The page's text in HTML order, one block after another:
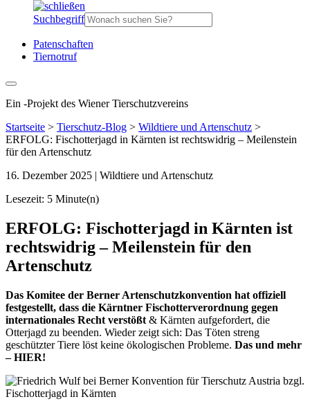
Suchbegriff
Patenschaften
Tiernotruf
Ein -Projekt des Wiener Tierschutzvereins
Startseite > Tierschutz-Blog > Wildtiere und Artenschutz >
ERFOLG: Fischotterjagd in Kärnten ist rechtswidrig – Meilenstein
für den Artenschutz
16. Dezember 2025 | Wildtiere und Artenschutz
Lesezeit: 5 Minute(n)
ERFOLG: Fischotterjagd in Kärnten ist
rechtswidrig – Meilenstein für den
Artenschutz
Das Komitee der Berner Artenschutzkonvention hat offiziell
festgestellt, dass die Kärntner Fischotterverordnung gegen
internationales Recht verstößt & Kärnten aufgefordert, die
Otterjagd zu beenden. Wieder zeigt sich: Das Töten streng
geschützter Tiere löst keine ökologischen Probleme. Das und mehr
– HIER!